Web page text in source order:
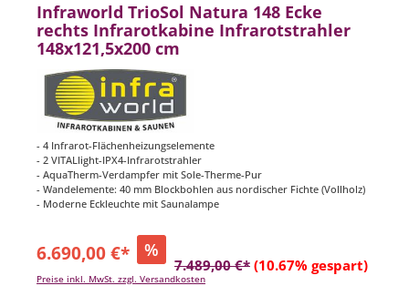
Infraworld TrioSol Natura 148 Ecke
rechts Infrarotkabine Infrarotstrahler
148x121,5x200 cm
- 4 Infrarot-Flächenheizungselemente
- 2 VITALlight-IPX4-Infrarotstrahler
- AquaTherm-Verdampfer mit Sole-Therme-Pur
- Wandelemente: 40 mm Blockbohlen aus nordischer Fichte (Vollholz)
- Moderne Eckleuchte mit Saunalampe
6.690,00 €* %
7.489,00 €* (10.67% gespart)
Preise inkl. MwSt. zzgl. Versandkosten